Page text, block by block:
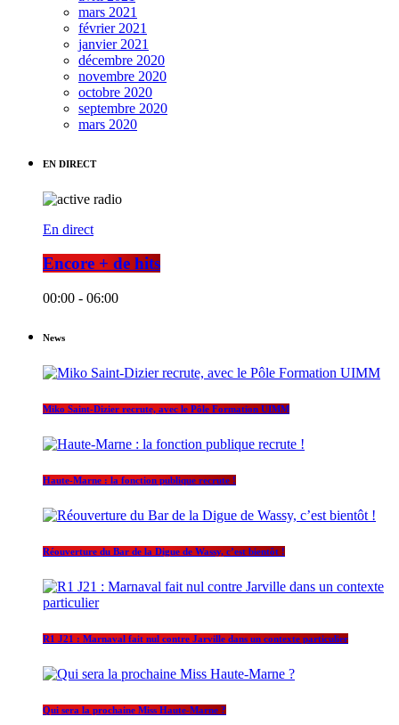
mars 2021
février 2021
janvier 2021
décembre 2020
novembre 2020
octobre 2020
septembre 2020
mars 2020
EN DIRECT
En direct
Encore + de hits
00:00 - 06:00
News
Miko Saint-Dizier recrute, avec le Pôle Formation UIMM
Haute-Marne : la fonction publique recrute !
Réouverture du Bar de la Digue de Wassy, c’est bientôt !
R1 J21 : Marnaval fait nul contre Jarville dans un contexte particulier
Qui sera la prochaine Miss Haute-Marne ?